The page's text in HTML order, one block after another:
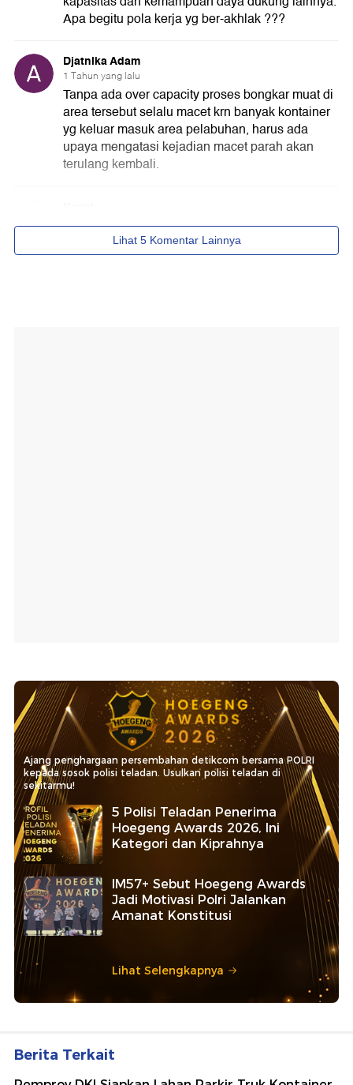
Ajang penghargaan persembahan detikcom bersama POLRI
kepada sosok polisi teladan. Usulkan polisi teladan di
sekitarmu!
5 Polisi Teladan Penerima
Hoegeng Awards 2026, Ini
Kategori dan Kiprahnya
IM57+ Sebut Hoegeng Awards
Jadi Motivasi Polri Jalankan
Amanat Konstitusi
Lihat Selengkapnya
Berita Terkait